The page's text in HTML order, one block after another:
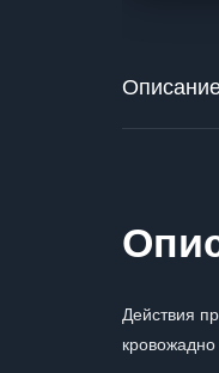
Действия